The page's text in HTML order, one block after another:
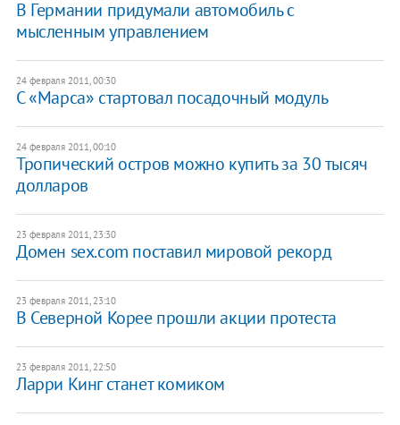
В Германии придумали автомобиль с
мысленным управлением
24 февраля 2011, 00:30
С «Марса» стартовал посадочный модуль
24 февраля 2011, 00:10
Тропический остров можно купить за 30 тысяч
долларов
23 февраля 2011, 23:30
Домен sex.com поставил мировой рекорд
23 февраля 2011, 23:10
В Северной Корее прошли акции протеста
23 февраля 2011, 22:50
Ларри Кинг станет комиком